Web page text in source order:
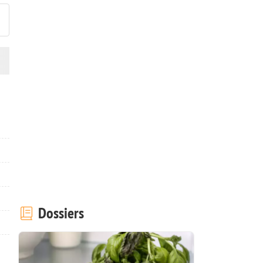
Dossiers